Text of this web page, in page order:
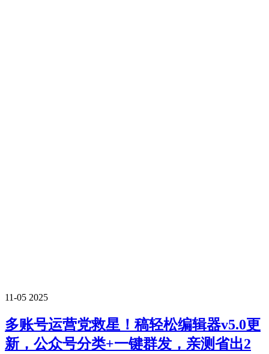
11-05 2025
多账号运营党救星！稿轻松编辑器v5.0更
新，公众号分类+一键群发，亲测省出2